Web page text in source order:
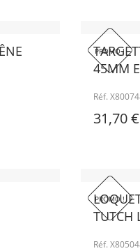
PROMO !
45MM
Réf.
31,70 €
PROMO !
TUTCH
Réf.